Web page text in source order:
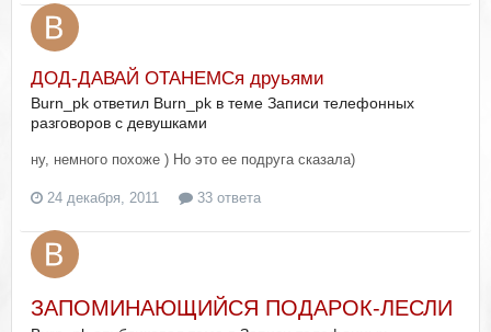
ДОД-ДАВАЙ ОТАНЕМСя друьями
Burn_pk ответил Burn_pk в теме Записи телефонных
разговоров с девушками
ну, немного похоже ) Но это ее подруга сказала)
24 декабря, 2011 33 ответа
ЗАПОМИНАЮЩИЙСЯ ПОДАРОК-ЛЕСЛИ